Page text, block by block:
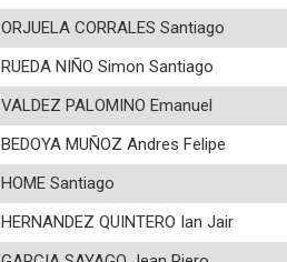
ORJUELA CORRALES Santiago
RUEDA NIÑO Simon Santiago
VALDEZ PALOMINO Emanuel
BEDOYA MUÑOZ Andres Felipe
HOME Santiago
HERNANDEZ QUINTERO Ian Jair